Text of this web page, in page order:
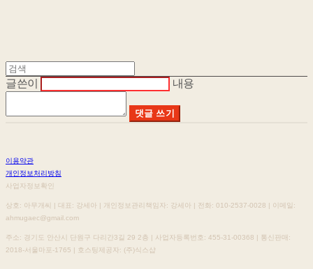
글쓴이 내용
댓글 쓰기
이용약관
개인정보처리방침
사업자정보확인
상호: 아무개씨 | 대표: 강세아 | 개인정보관리책임자: 강세아 | 전화: 010-2537-0028 | 이메일:
ahmugaec@gmail.com
주소: 경기도 안산시 단원구 다리간3길 29 2층 | 사업자등록번호: 455-31-00368 | 통신판매:
2018-서울마포-1765 | 호스팅제공자: (주)식스샵